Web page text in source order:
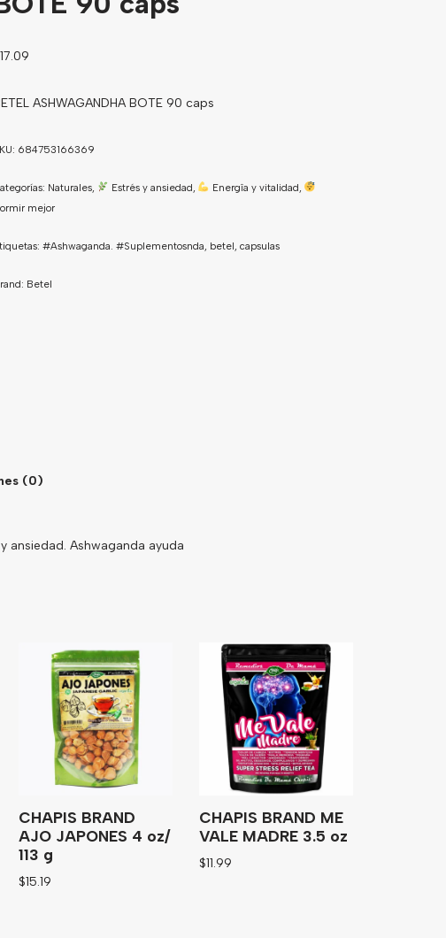
17.09
ASHWAGANDHA BOTE 90 caps
684753166369
Naturales, Estrés y ansiedad Energîa y vitalidad
mejor
#Ashwaganda. #Suplementosnda betel capsulas
Betel
(0)
ansiedad. Ashwaganda ayuda
CHAPIS BRAND
AJO JAPONES 4 oz/
113 g
$15.19
CHAPIS BRAND ME
VALE MADRE 3.5 oz
$11.99